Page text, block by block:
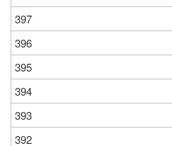
397
396
395
394
393
392